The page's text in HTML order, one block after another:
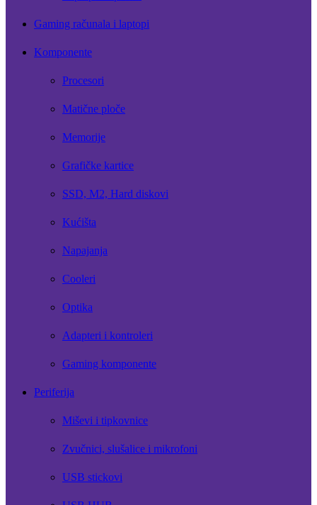
Gaming računala i laptopi
Komponente
Procesori
Matične ploče
Memorije
Grafičke kartice
SSD, M2, Hard diskovi
Kućišta
Napajanja
Cooleri
Optika
Adapteri i kontroleri
Gaming komponente
Periferija
Miševi i tipkovnice
Zvučnici, slušalice i mikrofoni
USB stickovi